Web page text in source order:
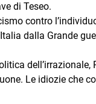
di Teseo.
contro
dalla Grande
dell’irrazionale,
Le idiozie che